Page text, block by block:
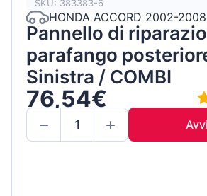
SKU: 383383-6
HONDA ACCORD 2002-2008
Pannello di
parafango
Sinistra / COMBI
76,54€